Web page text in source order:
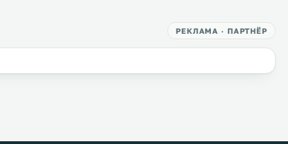
РЕКЛАМА · ПАРТНЁР